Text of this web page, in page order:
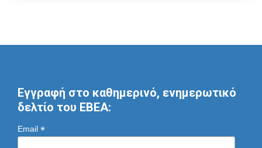
Εγγραφή στο καθημερινό, ενημερωτικό
δελτίο του ΕΒΕΑ:
Email *